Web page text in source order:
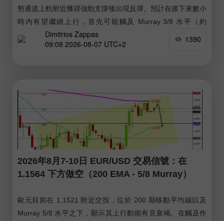
勢通道上軌附近獲得強勁支撐後出現反彈。預計在接下來數小
時內有望繼續上行，首先可能觸及 Murray 3/8 水平（約
4,296 美元），隨後進一步走高測試 200 EMA 水平（約
4,325 美元）。
Dimitrios Zappas
09:08 2026-08-07 UTC+2
1390
2026年8月7-10日 EUR/USD 交易信號：在
1.1564 下方做空（200 EMA - 5/8 Murray）
歐元目前在 1.1521 附近交投，位於 200 期移動平均線以及
Murray 5/8 水平之下，顯示其上行動能有見衰竭。在觸及作